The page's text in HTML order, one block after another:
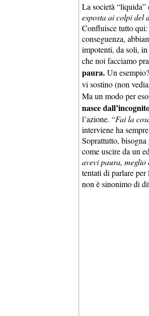
La società “liquida”
esposta ai colpi del
Confluisce tutto
conseguenza,
impotenti, da soli,
che noi facciamo
paura.Un
vi sostino (non
Ma un modo per
nasce
l’azione. “Fai la
interviene ha
Soprattutto,
come uscire da un
avevi paura, meglio
tentati di parlare
non è sinonimo di